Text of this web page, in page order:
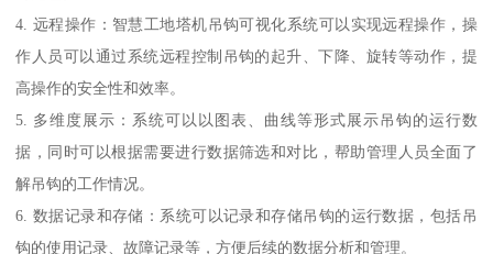
4. 远程操作：智慧工地塔机吊钩可视化系统可以实现远程操作，操
作人员可以通过系统远程控制吊钩的起升、下降、旋转等动作，提
高操作的安全性和效率。
5. 多维度展示：系统可以以图表、曲线等形式展示吊钩的运行数
据，同时可以根据需要进行数据筛选和对比，帮助管理人员全面了
解吊钩的工作情况。
6. 数据记录和存储：系统可以记录和存储吊钩的运行数据，包括吊
钩的使用记录、故障记录等，方便后续的数据分析和管理。